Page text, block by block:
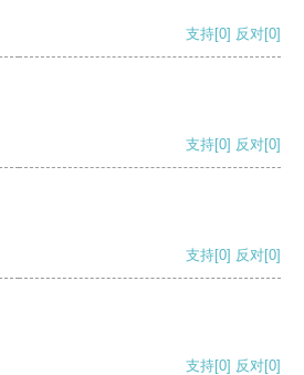
支持[0] 反对[0]
支持[0] 反对[0]
支持[0] 反对[0]
支持[0] 反对[0]